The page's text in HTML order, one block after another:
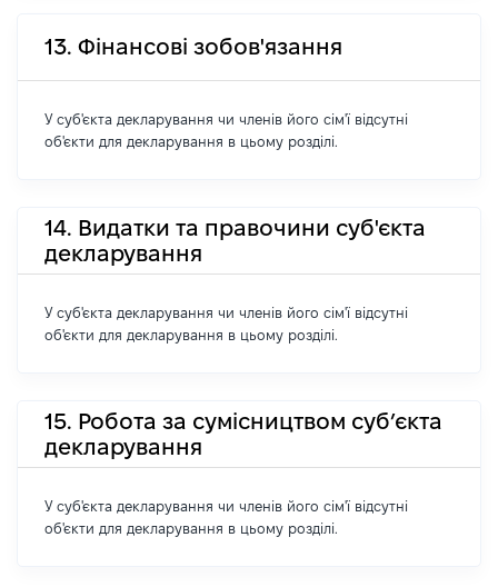
13. Фінансові зобов'язання
У суб'єкта декларування чи членів його сім'ї відсутні
об'єкти для декларування в цьому розділі.
14. Видатки та правочини суб'єкта
декларування
У суб'єкта декларування чи членів його сім'ї відсутні
об'єкти для декларування в цьому розділі.
15. Робота за сумісництвом суб’єкта
декларування
У суб'єкта декларування чи членів його сім'ї відсутні
об'єкти для декларування в цьому розділі.